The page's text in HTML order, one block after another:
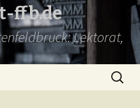
ffb.de
Lektorat,
Suche
nach: